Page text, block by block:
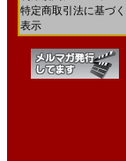
特定商取引法に基づく
表示